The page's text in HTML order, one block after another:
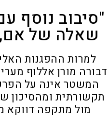
"סיבוב נוסף
שאלה של
למרות ההפגנות
דבורה מורן אללוף
המשטר אינה על
תקשורתית
מול מתקפה דווקא